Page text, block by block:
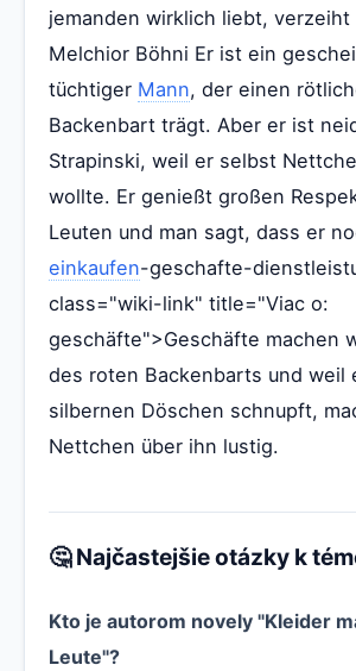
jemanden wirklich liebt, verzeiht
Melchior Böhni Er ist ein
tüchtiger Mann, der einen
Backenbart trägt. Aber er ist
Strapinski, weil er selbst
wollte. Er genießt großen
Leuten und man sagt, dass er
einkaufen-geschafte-
class="wiki-link" title="Viac o:
geschäfte">Geschäfte machen
des roten Backenbarts und weil
silbernen Döschen schnupft,
Nettchen über ihn lustig.
🤔 Najčastejšie otázky k
Kto je autorom novely "Kleider
Leute"?